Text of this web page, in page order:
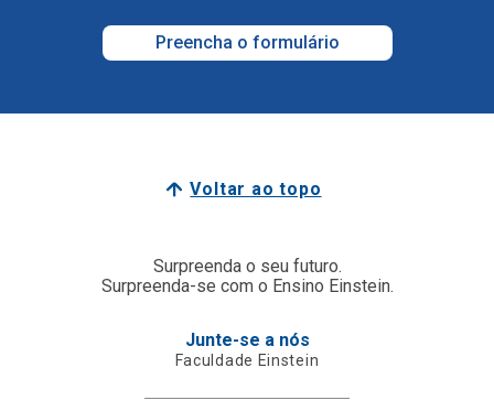
Preencha o formulário
Voltar ao topo
Surpreenda o seu futuro.
Surpreenda-se com o Ensino Einstein.
Junte-se a nós
Faculdade Einstein